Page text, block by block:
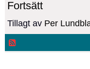
Fortsätt
Tillagt av Per